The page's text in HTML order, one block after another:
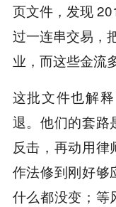
页文件，发现
过一连串交易，
业，而这些金流
这批文件也解
退。他们的套路
反击，再动用
作法修到刚好够
什么都没变；等